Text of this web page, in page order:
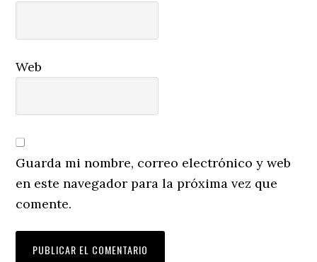
Web
Guarda mi nombre, correo electrónico y web
en este navegador para la próxima vez que
comente.